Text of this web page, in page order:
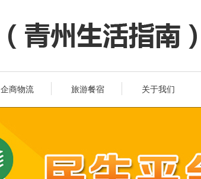
企商物流 旅游餐宿 关于我们